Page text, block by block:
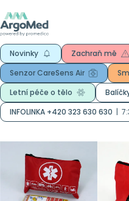
Novinky Zachraň mě
Senzor CareSens Air
Letní péče o tělo
INFOLINKA +420 323 630 630 |